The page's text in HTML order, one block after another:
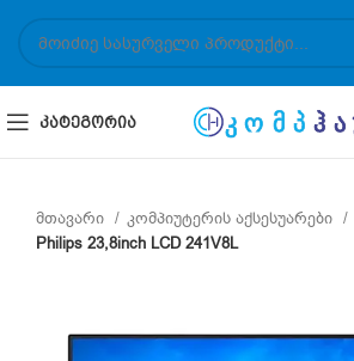
ᲙᲐᲢᲔᲒᲝᲠᲘᲐ
მთავარი კომპიუტერის აქსესუარები
Philips 23,8inch LCD 241V8L